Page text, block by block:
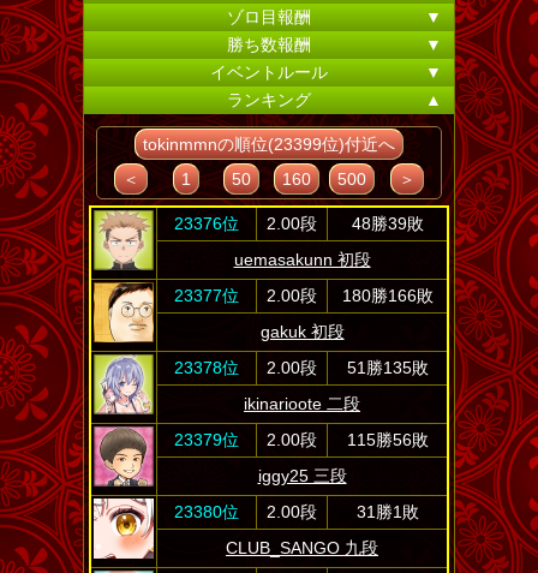
ゾロ目報酬
▼
勝ち数報酬
▼
イベントルール
▼
ランキング
▲
tokinmmnの順位(23399位)付近へ
＜
1 50 160 500 ＞
23376位 2.00段
48勝39敗
uemasakunn 初段
23377位
2.00段
180勝166敗
gakuk 初段
23378位
2.00段
51勝135敗
ikinarioote 二段
23379位
2.00段
115勝56敗
iggy25 三段
23380位
2.00段
31勝1敗
CLUB_SANGO 九段